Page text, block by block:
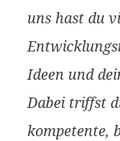
English
uns hast du
Ideen und
Dabei triffst
kompetente,